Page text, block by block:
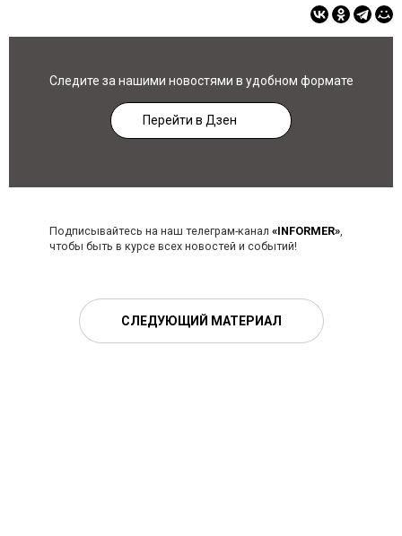
Следите за нашими новостями в удобном формате
Перейти в Дзен
Подписывайтесь на наш телеграм-канал «INFORMER»,
чтобы быть в курсе всех новостей и событий!
СЛЕДУЮЩИЙ МАТЕРИАЛ